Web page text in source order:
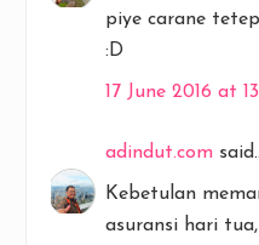
piye carane
:D
17 June 2016 at
adindut.com
Kebetulan
asuransi hari